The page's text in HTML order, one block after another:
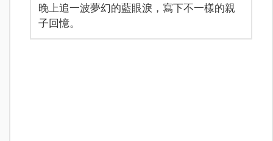
晚上追一波夢幻的藍眼淚，寫下不一樣的親
子回憶。